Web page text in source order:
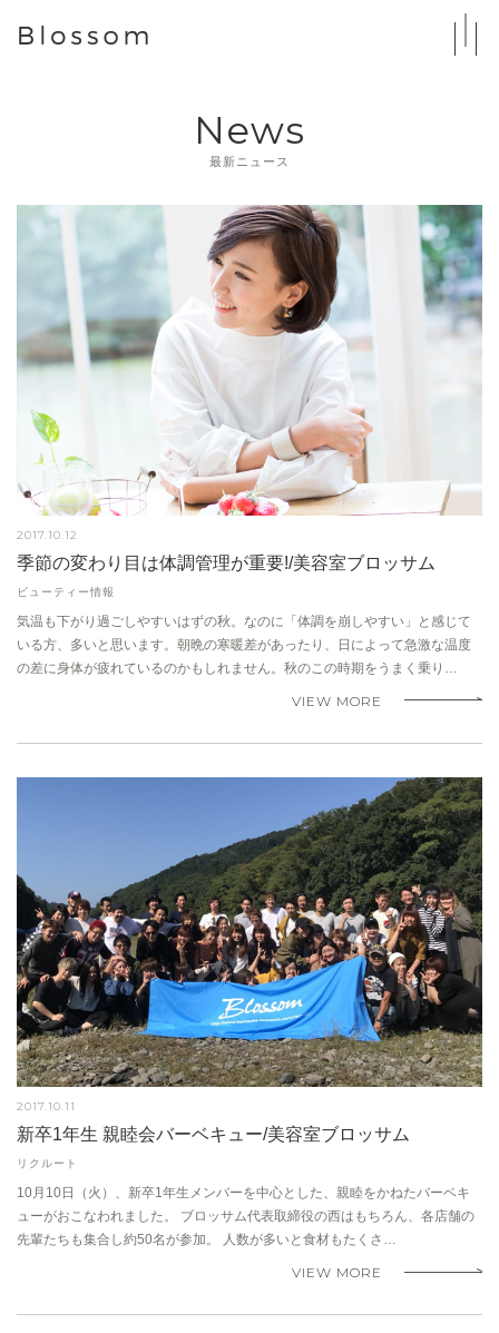
News
最新ニュース
2017.10.12
季節の変わり目は体調管理が重要!/美容室ブロッサム
ビューティー情報
気温も下がり過ごしやすいはずの秋。なのに「体調を崩しやすい」と感じて
いる方、多いと思います。朝晩の寒暖差があったり、日によって急激な温度
の差に身体が疲れているのかもしれません。秋のこの時期をうまく乗り…
VIEW MORE
2017.10.11
新卒1年生 親睦会バーベキュー/美容室ブロッサム
リクルート
10月10日（火）、新卒1年生メンバーを中心とした、親睦をかねたバーベキ
ューがおこなわれました。 ブロッサム代表取締役の西はもちろん、各店舗の
先輩たちも集合し約50名が参加。 人数が多いと食材もたくさ…
VIEW MORE